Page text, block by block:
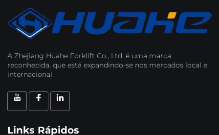
A Zhejiang Huahe Forklift Co., Ltd. é uma marca
reconhecida, que está expandindo-se nos mercados local e
internacional.
Links Rápidos